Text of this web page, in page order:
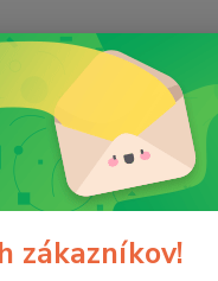
zákazníkov!